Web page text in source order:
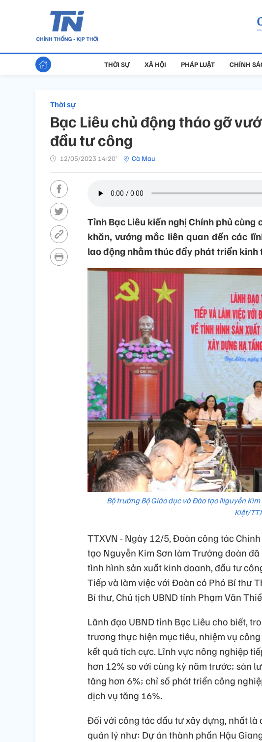
THỜI SỰ XÃ HỘI PHÁP LUẬT CHÍNH
Thời sự
Bạc Liêu chủ động tháo gỡ
đầu tư công
12/05/2023 14:20’ Cà Mau
Tỉnh Bạc Liêu kiến nghị Chính phủ
khăn, vướng mắc liên quan đến các
lao động nhằm thúc đẩy phát triển kinh
Bộ trưởng Bộ Giáo dục và Đào tạo Nguyễn
Kiệt/
TTXVN - Ngày 12/5, Đoàn công tác
tạo Nguyễn Kim Sơn làm Trưởng đoàn
tình hình sản xuất kinh doanh, đầu tư
Tiếp và làm việc với Đoàn có Phó Bí thư
Bí thư, Chủ tịch UBND tỉnh Phạm Văn
Lãnh đạo UBND tỉnh Bạc Liêu cho biết,
trương thực hiện mục tiêu, nhiệm vụ
kết quả tích cực. Lĩnh vực nông nghiệp
hơn 12% so với cùng kỳ năm trước; sản
tăng hơn 6%; chỉ số phát triển công
dịch vụ tăng 16%.
Đối với công tác đầu tư xây dựng, nhất
quản lý như: Dự án thành phần Hậu